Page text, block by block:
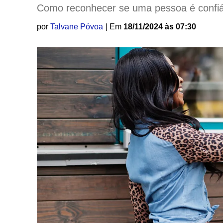
Como reconhecer se uma pessoa é
por Talvane Póvoa | Em 18/11/2024 às 07:30